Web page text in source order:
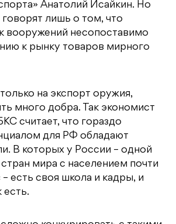
Анатолий Исайкин. Но
лишь о том, что
вооружений несопоставимо
к рынку товаров мирного
на экспорт оружия,
много добра. Так экономист
считает, что гораздо
для РФ обладают
В которых у России – одной
мира с населением почти
– есть своя школа и кадры, и
есть.